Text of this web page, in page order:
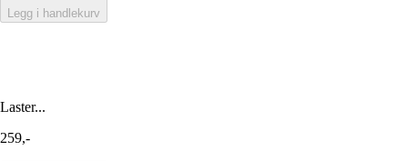
Legg i handlekurv
Laster...
259,-